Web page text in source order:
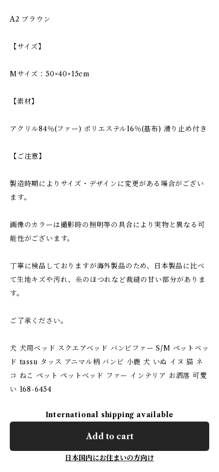
A2 ブラウン
【サイズ】
Mサイズ：50×40×15cm
【素材】
アクリル84％(ファー) ポリエステル16％(基布) 滑り止め付き
【ご注意】
製造時期によりサイズ・デザインに変更がある場合がござい
ます。
画像のカラーは撮影時の照明等の具合により実物と異なる可
能性がございます。
丁寧に検品しておりますが海外製品のため、日本製品に比べ
て生地キズや汚れ、糸のほつれなど裁縫の甘い部分がありま
す。
ご了承ください。
犬 犬用ベッド スクエアベッド バンビファー S/M ペットベッ
ド tassu タッス アニマル柄 バンビ 小鹿 犬 いぬ イヌ 猫 ネ
コ ねこ ペット ペットベッド ファー インテリア お洒落 可愛
い 168-6454
International shipping available
Add to cart
日本国内にお住まいの方向け